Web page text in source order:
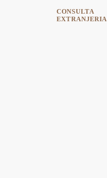
CONSULTA
EXTRANJERIA